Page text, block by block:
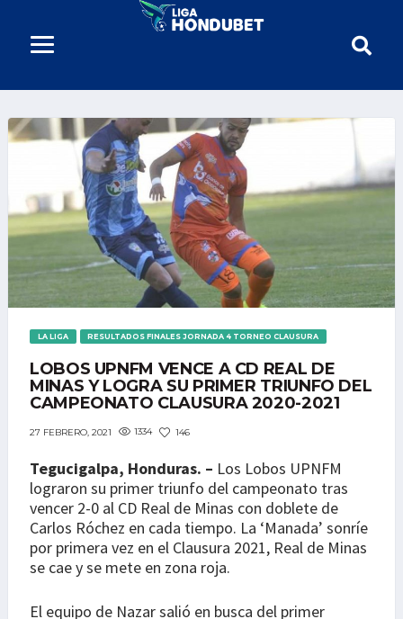
LA LIGA RESULTADOS FINALES JORNADA 4 TORNEO CLAUSURA
LOBOS UPNFM VENCE A CD REAL DE
MINAS Y LOGRA SU PRIMER TRIUNFO DEL
CAMPEONATO CLAUSURA 2020-2021
27 FEBRERO, 2021 1334 146
Tegucigalpa, Honduras. – Los Lobos UPNFM
lograron su primer triunfo del campeonato tras
vencer 2-0 al CD Real de Minas con doblete de
Carlos Róchez en cada tiempo. La ‘Manada’ sonríe
por primera vez en el Clausura 2021, Real de Minas
se cae y se mete en zona roja.
El equipo de Nazar salió en busca del primer